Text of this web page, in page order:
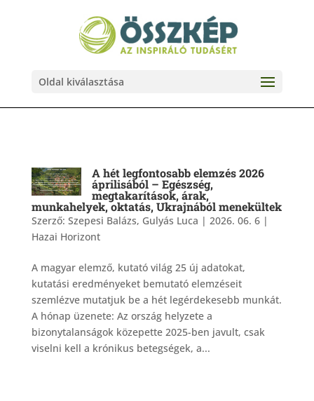
Oldal kiválasztása
A hét legfontosabb elemzés 2026
áprilisából – Egészség,
megtakarítások, árak,
munkahelyek, oktatás, Ukrajnából menekültek
Szerző: Szepesi Balázs, Gulyás Luca | 2026. 06. 6|
Hazai Horizont
A magyar elemző, kutató világ 25 új adatokat,
kutatási eredményeket bemutató elemzéseit
szemlézve mutatjuk be a hét legérdekesebb munkát.
A hónap üzenete: Az ország helyzete a
bizonytalanságok közepette 2025-ben javult, csak
viselni kell a krónikus betegségek, a...